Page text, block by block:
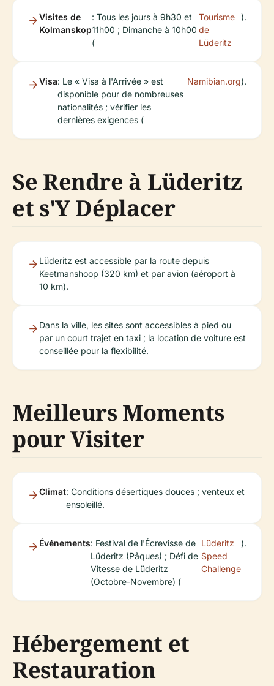
Visites de
Kolmanskop
: Tous les jours à 9h30 et
11h00 ; Dimanche à 10h00
(
Tourisme
de
Lüderitz
).
Visa: Le « Visa à l'Arrivée » est
disponible pour de nombreuses
nationalités ; vérifier les
dernières exigences (
Namibian.org).
Se Rendre à Lüderitz
et s'Y Déplacer
Lüderitz est accessible par la route depuis
Keetmanshoop (320 km) et par avion (aéroport à
10 km).
Dans la ville, les sites sont accessibles à pied ou
par un court trajet en taxi ; la location de voiture est
conseillée pour la flexibilité.
Meilleurs Moments
pour Visiter
Climat: Conditions désertiques douces ; venteux et
ensoleillé.
Événements: Festival de l'Écrevisse de
Lüderitz (Pâques) ; Défi de
Vitesse de Lüderitz
(Octobre-Novembre) (
Lüderitz
Speed
Challenge
).
Hébergement et
Restauration